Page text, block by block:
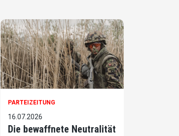
PARTEIZEITUNG
16.07.2026
Die bewaffnete Neutralität